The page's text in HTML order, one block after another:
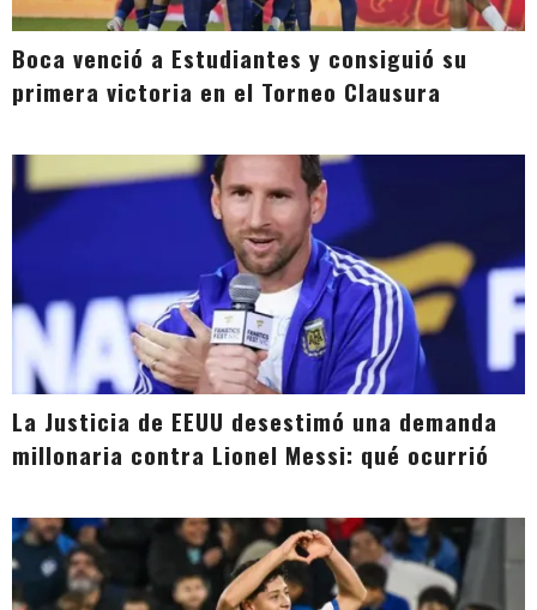
Boca venció a Estudiantes y consiguió su
primera victoria en el Torneo Clausura
La Justicia de EEUU desestimó una demanda
millonaria contra Lionel Messi: qué ocurrió